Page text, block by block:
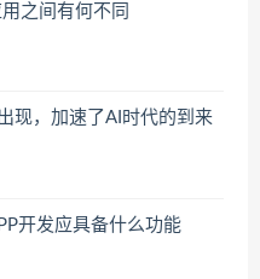
之间有何不同
现，加速了AI时代的到来
开发应具备什么功能